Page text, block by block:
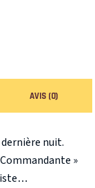
AVIS (0)
nuit.
»